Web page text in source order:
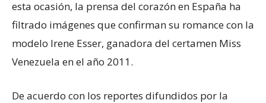
esta ocasión, la prensa del corazón en España ha
filtrado imágenes que confirman su romance con la
modelo Irene Esser, ganadora del certamen Miss
Venezuela en el año 2011.
De acuerdo con los reportes difundidos por la